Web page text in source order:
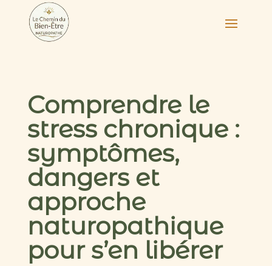
Comprendre le
stress chronique :
symptômes,
dangers et
approche
naturopathique
pour s’en libérer